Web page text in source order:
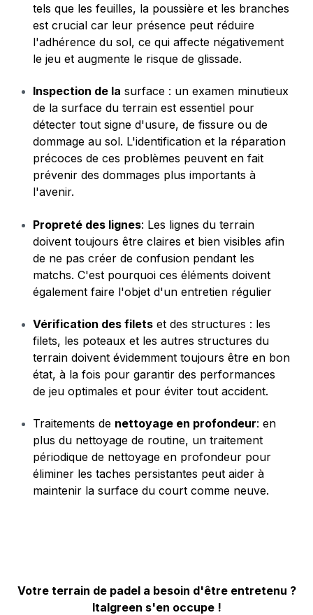
tels que les feuilles, la poussière et les branches
est crucial car leur présence peut réduire
l'adhérence du sol, ce qui affecte négativement
le jeu et augmente le risque de glissade.
Inspection de la surface : un examen minutieux
de la surface du terrain est essentiel pour
détecter tout signe d'usure, de fissure ou de
dommage au sol. L'identification et la réparation
précoces de ces problèmes peuvent en fait
prévenir des dommages plus importants à
l'avenir.
Propreté des lignes: Les lignes du terrain
doivent toujours être claires et bien visibles afin
de ne pas créer de confusion pendant les
matchs. C'est pourquoi ces éléments doivent
également faire l'objet d'un entretien régulier
Vérification des filets et des structures : les
filets, les poteaux et les autres structures du
terrain doivent évidemment toujours être en bon
état, à la fois pour garantir des performances
de jeu optimales et pour éviter tout accident.
Traitements de nettoyage en profondeur: en
plus du nettoyage de routine, un traitement
périodique de nettoyage en profondeur pour
éliminer les taches persistantes peut aider à
maintenir la surface du court comme neuve.
Votre terrain de padel a besoin d'être entretenu ?
Italgreen s'en occupe !